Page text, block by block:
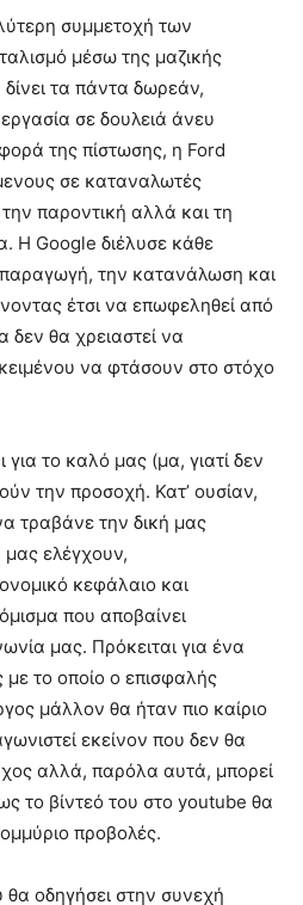
συμμετοχή των
μέσω της μαζικής
τα πάντα δωρεάν,
σε δουλειά άνευ
της πίστωσης, η Ford
σε καταναλωτές
παροντική αλλά και τη
Η Google διέλυσε κάθε
την κατανάλωση και
έτσι να επωφεληθεί από
δεν θα χρειαστεί να
να φτάσουν στο στόχο
για το καλό μας (μα, γιατί δεν
την προσοχή. Κατ’ ουσίαν,
τραβάνε την δική μας
ελέγχουν,
κεφάλαιο και
που αποβαίνει
μας. Πρόκειται για ένα
το οποίο ο επισφαλής
μάλλον θα ήταν πιο καίριο
εκείνον που δεν θα
αλλά, παρόλα αυτά, μπορεί
το βίντεό του στο youtube θα
προβολές.
θα οδηγήσει στην συνεχή